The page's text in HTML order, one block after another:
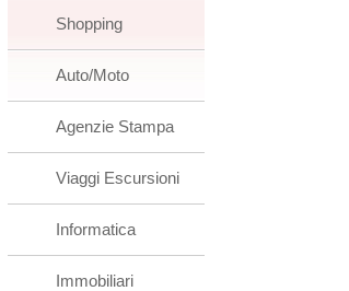
Shopping
Auto/Moto
Agenzie Stampa
Viaggi Escursioni
Informatica
Immobiliari